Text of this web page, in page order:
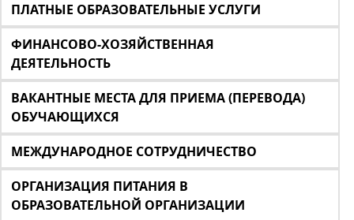
ПЛАТНЫЕ ОБРАЗОВАТЕЛЬНЫЕ УСЛУГИ
ФИНАНСОВО-ХОЗЯЙСТВЕННАЯ
ДЕЯТЕЛЬНОСТЬ
ВАКАНТНЫЕ МЕСТА ДЛЯ ПРИЕМА (ПЕРЕВОДА)
ОБУЧАЮЩИХСЯ
МЕЖДУНАРОДНОЕ СОТРУДНИЧЕСТВО
ОРГАНИЗАЦИЯ ПИТАНИЯ В
ОБРАЗОВАТЕЛЬНОЙ ОРГАНИЗАЦИИ